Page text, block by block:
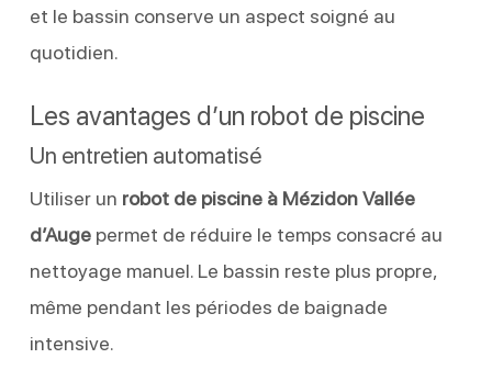
et le bassin conserve un aspect soigné au
quotidien.
Les avantages d’un robot de piscine
Un entretien automatisé
Utiliser un robot de piscine à Mézidon Vallée
d’Augepermet de réduire le temps consacré au
nettoyage manuel. Le bassin reste plus propre,
même pendant les périodes de baignade
intensive.